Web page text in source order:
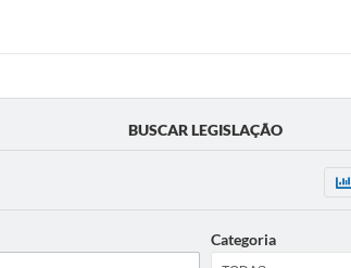
BUSCAR LEGISLAÇÃO
Categoria